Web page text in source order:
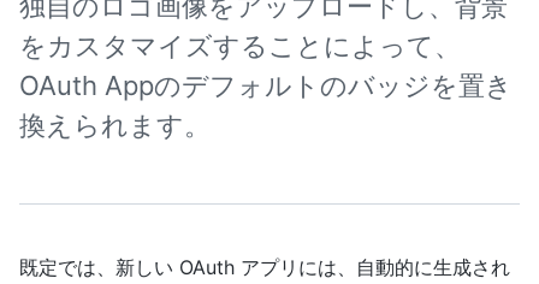
をカスタマイズすることによって、
OAuth Appのデフォルトのバッジを置き
換えられます。
既定では、新しい OAuth アプリには、自動的に生成され